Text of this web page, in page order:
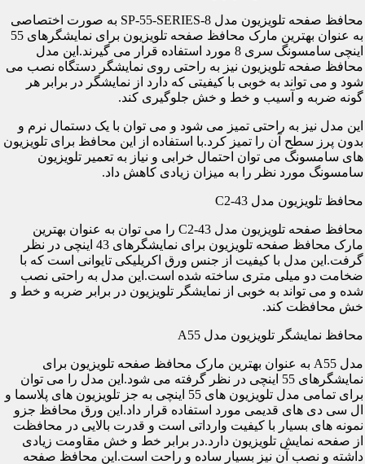
محافظ صفحه تلویزیون مدل SP-55-SERIES-8 به صورت اختصاصی
به عنوان بهترین مارک محافظ صفحه تلویزیون برای نمایشگرهای 55
اینچی سامسونگ سری 8 مورد استفاده قرار می گیرند.این مدل
محافظ صفحه تلویزیون نیز به راحتی روی نمایشگر دستگاه نصب می
شود و می تواند به خوبی با کیفیتی که دارد از نمایشگر در برابر هر
گونه ضربه و آسیب و خط و خش جلوگیری کند.
این مدل نیز به راحتی تمیز می شود و می توان با یک دستمال نرم و
بدون پرز سطح آن را تمیز کرد.با استفاده از این محافظ برای تلویزیون
های سامسونگ می توان احتمال خرابی و نیاز به تعمیر تلویزیون
سامسونگ مورد نظر را به میزان زیادی کاهش داد.
محافظ تلویزیون مدل C2-43
محافظ صفحه تلویزیون مدل C2-43 را می توان به عنوان بهترین
مارک محافظ صفحه تلویزیون برای نمایشگرهای 43 اینچی در نظر
گرفت.این مدل با کیفیت از جنس ورق اکریلیکی تایوانی است که با
ضخامت دو میلی متری ساخته شده است.این مدل به راحتی نصب
شده و می تواند به خوبی از نمایشگر تلویزیون در برابر ضربه و خط و
خش محافظت کند.
محافظ نمایشگر تلویزیون مدل A55
مدل A55 به عنوان بهترین مارک محافظ صفحه تلویزیون برای
نمایشگرهای 55 اینچی در نظر گرفته می شود.این مدل را می توان
برای تمامی مدل تلویزیون های 55 اینچی به جز تلویزیون های پلاسما و
ال سی دی های قدیمی مورد استفاده قرار داد.این ورق محافظ جزو
نمونه های بسیار با کیفیت وارداتی است و قدرت بالایی در محافظت
از صفحه نمایش تلویزیون دارد.در برابر خط و خش مقاومت زیادی
داشته و نصب آن نیز بسیار ساده و راحت است.این محافظ صفحه